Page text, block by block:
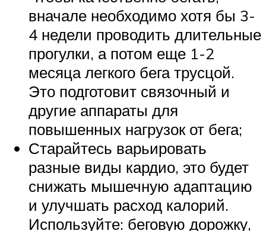
вначале необходимо хотя бы 3-
4 недели проводить длительные
прогулки, а потом еще 1-2
месяца легкого бега трусцой.
Это подготовит связочный и
другие аппараты для
повышенных нагрузок от бега;
Старайтесь варьировать
разные виды кардио, это будет
снижать мышечную адаптацию
и улучшать расход калорий.
Используйте: беговую дорожку,